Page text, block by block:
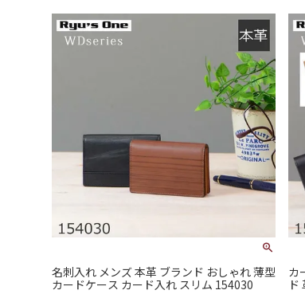
名刺入れ メンズ 本革 ブランド おしゃれ 薄型
カードケース カード入れ スリム 154030
カードケ
ド